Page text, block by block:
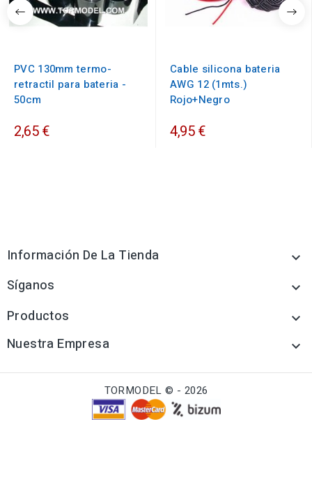
PVC 130mm termo-
retractil para bateria -
50cm
2,65 €
Cable silicona bateria
AWG 12 (1mts.)
Rojo+Negro
4,95 €
Información De La Tienda 
Síganos 
Productos 
Nuestra Empresa 
TORMODEL © - 2026